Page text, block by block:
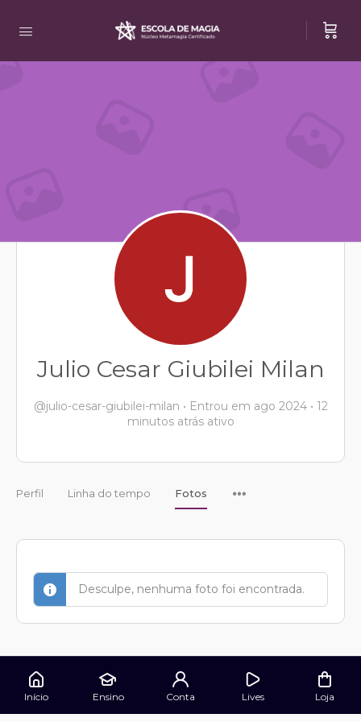
Julio Cesar Giubilei Milan
@julio-cesar-giubilei-milan • Entrou em ago 2024 • 12
minutos atrás ativo
Perfil Linha do tempo Fotos
Desculpe, nenhuma foto foi encontrada.
Início Ensino Conta Lives Loja